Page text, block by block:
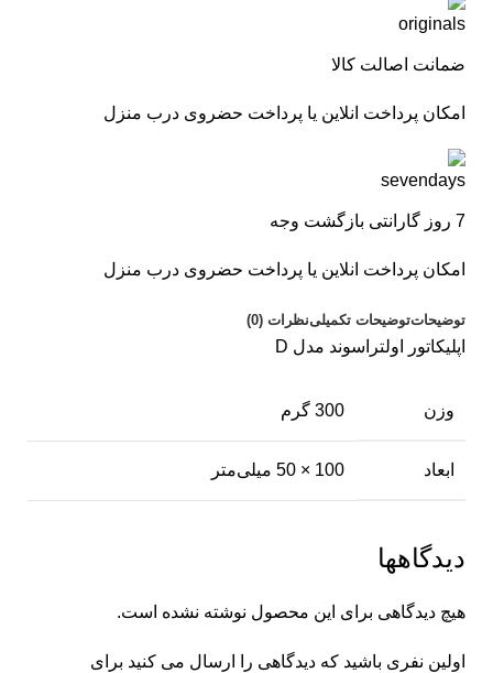
ضمانت اصالت کالا
امکان پرداخت انلاین یا پرداخت حضروی درب منزل
7 روز گارانتی بازگشت وجه
امکان پرداخت انلاین یا پرداخت حضروی درب منزل
توضیحاتتوضیحات تکمیلینظرات (0)
اپلیکاتور اولتراسوند مدل D
وزن 300 گرم
ابعاد 100 × 50 میلی‌متر
دیدگاهها
هیچ دیدگاهی برای این محصول نوشته نشده است.
اولین نفری باشید که دیدگاهی را ارسال می کنید برای